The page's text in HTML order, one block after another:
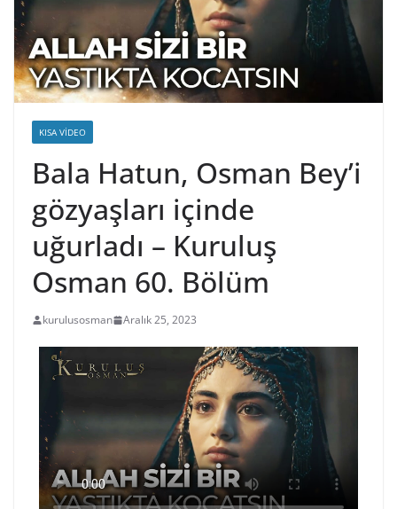
KISA VIDEO
Bala Hatun, Osman Bey’i
gözyaşları içinde
uğurladı – Kuruluş
Osman 60. Bölüm
kurulusosman Aralık 25, 2023